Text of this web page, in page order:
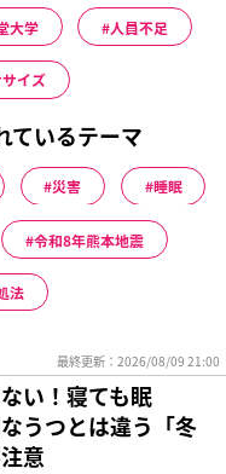
大学 人員不足
イズ
ているテーマ
災害 睡眠
令和8年熊本地震
法
最終更新：2026/08/09 21:00
い！寝ても眠
うつとは違う「冬
意